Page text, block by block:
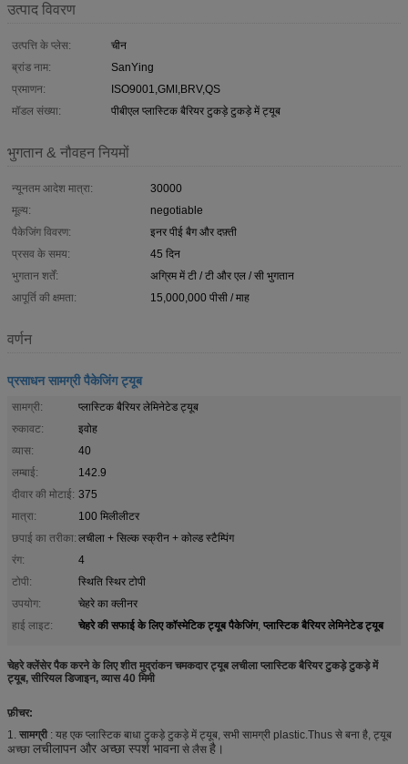
उत्पाद विवरण
उत्पत्ति के प्लेस:
चीन
ब्रांड नाम:
SanYing
प्रमाणन:
ISO9001,GMI,BRV,QS
मॉडल संख्या:
पीबीएल प्लास्टिक बैरियर टुकड़े टुकड़े में ट्यूब
भुगतान & नौवहन नियमों
न्यूनतम आदेश मात्रा:
30000
मूल्य:
negotiable
पैकेजिंग विवरण:
इनर पीई बैग और दफ़्ती
प्रसव के समय:
45 दिन
भुगतान शर्तें:
अग्रिम में टी / टी और एल / सी भुगतान
आपूर्ति की क्षमता:
15,000,000 पीसी / माह
वर्णन
प्रसाधन सामग्री पैकेजिंग ट्यूब
सामग्री:
प्लास्टिक बैरियर लेमिनेटेड ट्यूब
रुकावट:
इवोह
व्यास:
40
लम्बाई:
142.9
दीवार की मोटाई: 375
मात्रा:
100 मिलीलीटर
छपाई का तरीका: लचीला + सिल्क स्क्रीन + कोल्ड स्टैम्पिंग
रंग:
4
टोपी:
स्थिति स्थिर टोपी
उपयोग:
चेहरे का क्लीनर
हाई लाइट:
चेहरे की सफाई के लिए कॉस्मेटिक ट्यूब पैकेजिंग, प्लास्टिक बैरियर लेमिनेटेड ट्यूब
चेहरे क्लेंसेर पैक करने के लिए शीत मुद्रांकन चमकदार ट्यूब लचीला प्लास्टिक बैरियर टुकड़े टुकड़े में
ट्यूब, सीरियल डिजाइन, व्यास 40 मिमी
फ़ीचर:
1. सामग्री: यह एक प्लास्टिक बाधा टुकड़े टुकड़े में ट्यूब, सभी सामग्री plastic.Thus से बना है, ट्यूब
अच्छा लचीलापन और अच्छा स्पर्श भावना से लैस है।